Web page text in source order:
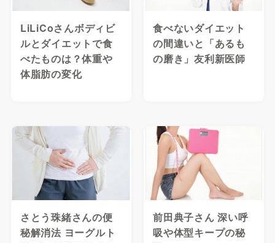
LiLiCoさんボディビ
ルとダイエットで食
べたものは？体重や
体脂肪の変化
食べないダイエット
の間違いと「あるも
の磨き」友利新医師
さとう珠緒さんの便
秘解消法 ヨーグルト
前田典子さん 深い呼
吸や体型キープの秘